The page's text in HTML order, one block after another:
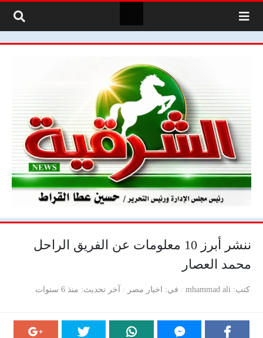
ننشر أبرز 10 معلومات عن الفريق الراحل
محمد العصار
كتب mhammad ali في اخبار مصر آخر تحديث منذ 6 سنوات